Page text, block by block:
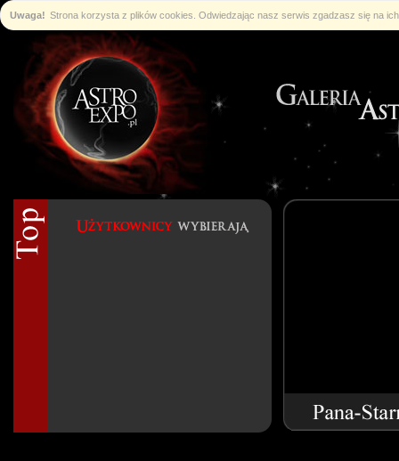
Uwaga! Strona korzysta z plików cookies. Odwiedzając nasz serwis zgadzasz się na